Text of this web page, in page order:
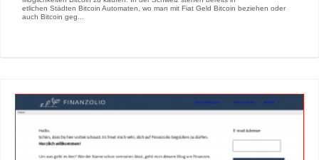
etlichen Städten Bitcoin Automaten, wo man mit Fiat Geld Bitcoin beziehen oder
auch Bitcoin geg...